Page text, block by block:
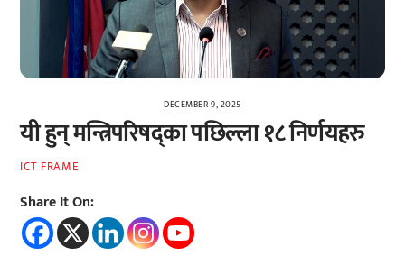
DECEMBER 9, 2025
यी हुन् मन्त्रिपरिषद्का पछिल्ला १८ निर्णयहरु
ICT FRAME
Share It On: